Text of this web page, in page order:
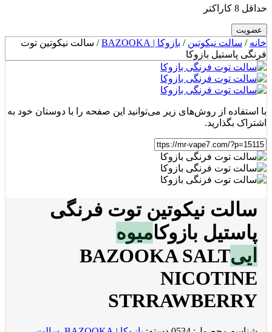
حداقل 8 کاراکتر
خانه / سالت نیکوتین / بازوکا | BAZOOKA
/ سالت نیکوتین توت
فرنگی پاستیل بازوکا
با استفاده از روش‌های زیر می‌توانید این صفحه را با دوستان خود به
اشتراک بگذارید.
سالت نیکوتین توت فرنگی
پاستیل بازوکامیوه
اییBAZOOKA SALT
NICOTINE
STRRAWBERRY